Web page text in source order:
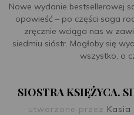
Nowe wydanie bestsellerowej
opowieść – po części saga
zręcznie wciąga nas w
siedmiu sióstr. Mogłoby się
wszystko, o
SIOSTRA KSIĘŻYCA.
utworzone przez Kasia